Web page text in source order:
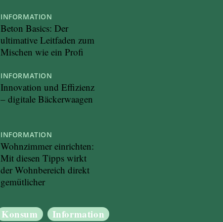
INFORMATION
Beton Basics: Der
ultimative Leitfaden zum
Mischen wie ein Profi
INFORMATION
Innovation und Effizienz
– digitale Bäckerwaagen
INFORMATION
Wohnzimmer einrichten:
Mit diesen Tipps wirkt
der Wohnbereich direkt
gemütlicher
Konsum Information